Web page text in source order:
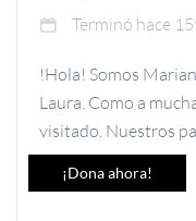
Terminó hace
!Hola! Somos
Laura. Como a
visitado. Nuestros
¡Dona ahora!